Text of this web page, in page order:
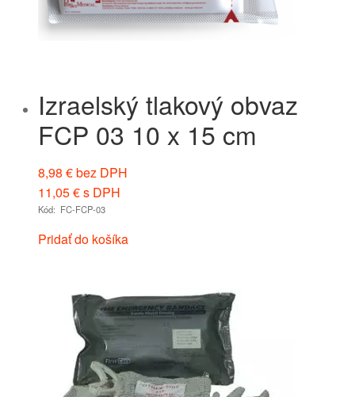
Izraelský tlakový obvaz
FCP 03 10 x 15 cm
8,98 €bez DPH
11,05€s DPH
Kód: FC-FCP-03
Pridať do košíka